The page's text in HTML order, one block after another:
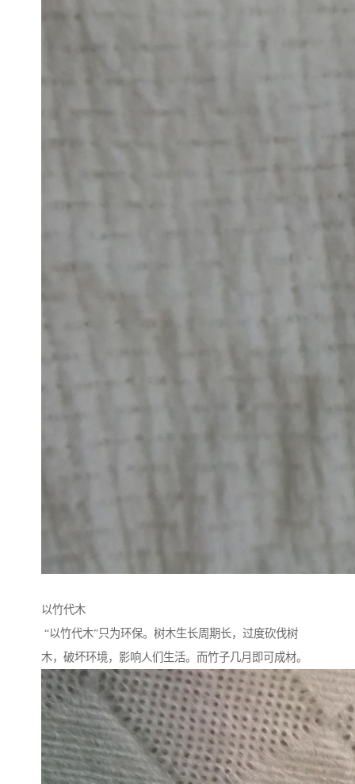
以竹代木
“以竹代木”只为环保。树木生长周期长，过度砍伐树
木，破坏环境，影响人们生活。而竹子几月即可成材。